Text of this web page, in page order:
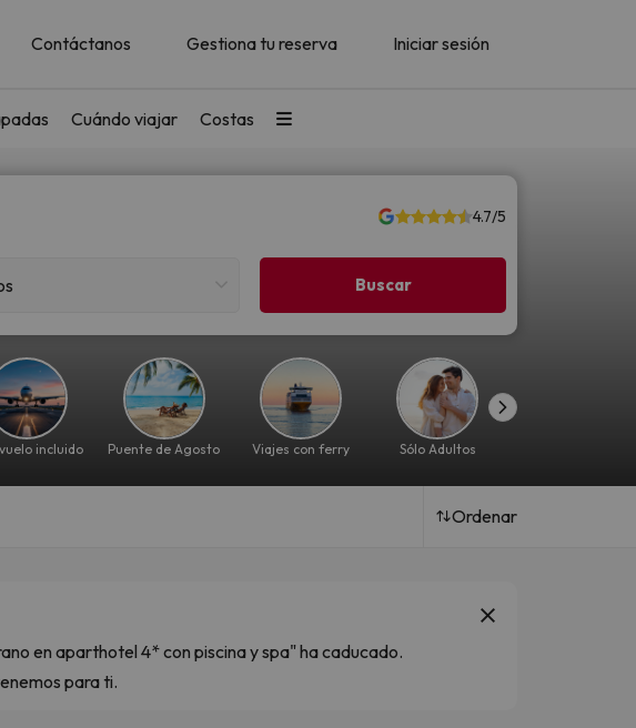
Contáctanos Gestiona tu reserva Iniciar sesión
Cuándo viajar Costas
4.7/5
incluido Puente de Agosto Viajes con ferry Sólo Adultos
Ordenar
en aparthotel 4* con piscina y spa" ha caducado.
para ti.